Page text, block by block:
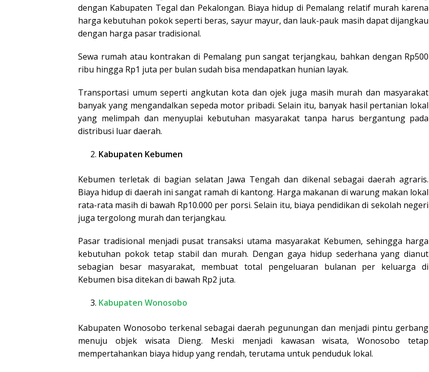
dengan Kabupaten Tegal dan Pekalongan. Biaya hidup di Pemalang relatif murah karena
harga kebutuhan pokok seperti beras, sayur mayur, dan lauk-pauk masih dapat dijangkau
dengan harga pasar tradisional.
Sewa rumah atau kontrakan di Pemalang pun sangat terjangkau, bahkan dengan Rp500
ribu hingga Rp1 juta per bulan sudah bisa mendapatkan hunian layak.
Transportasi umum seperti angkutan kota dan ojek juga masih murah dan masyarakat
banyak yang mengandalkan sepeda motor pribadi. Selain itu, banyak hasil pertanian lokal
yang melimpah dan menyuplai kebutuhan masyarakat tanpa harus bergantung pada
distribusi luar daerah.
Kabupaten Kebumen
Kebumen terletak di bagian selatan Jawa Tengah dan dikenal sebagai daerah agraris.
Biaya hidup di daerah ini sangat ramah di kantong. Harga makanan di warung makan lokal
rata-rata masih di bawah Rp10.000 per porsi. Selain itu, biaya pendidikan di sekolah negeri
juga tergolong murah dan terjangkau.
Pasar tradisional menjadi pusat transaksi utama masyarakat Kebumen, sehingga harga
kebutuhan pokok tetap stabil dan murah. Dengan gaya hidup sederhana yang dianut
sebagian besar masyarakat, membuat total pengeluaran bulanan per keluarga di
Kebumen bisa ditekan di bawah Rp2 juta.
Kabupaten Wonosobo
Kabupaten Wonosobo terkenal sebagai daerah pegunungan dan menjadi pintu gerbang
menuju objek wisata Dieng. Meski menjadi kawasan wisata, Wonosobo tetap
mempertahankan biaya hidup yang rendah, terutama untuk penduduk lokal.